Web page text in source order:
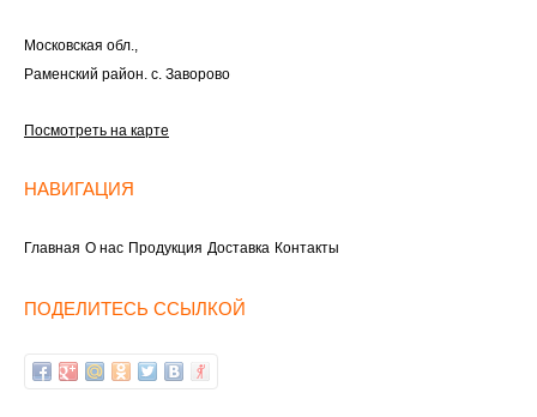
Московская обл.,
Раменский район. с. Заворово
Посмотреть на карте
НАВИГАЦИЯ
Главная О нас Продукция Доставка Контакты
ПОДЕЛИТЕСЬ ССЫЛКОЙ